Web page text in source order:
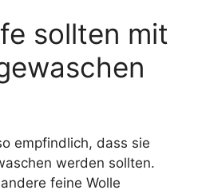
sollten mit
empfindlich, dass sie
werden sollten.
feine Wolle